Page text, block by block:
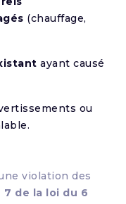
(chauffage,
ayant causé
ou
violation des
7 de la loi du 6